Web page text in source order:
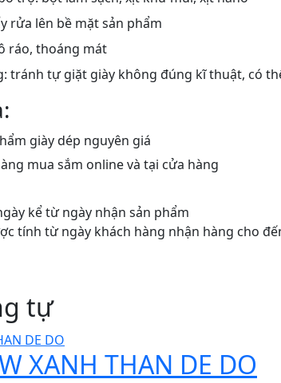
rửa lên bề mặt sản phẩm
ráo, thoáng mát
tránh tự giặt giày không đúng kĩ thuật, có
giày dép nguyên giá
mua sắm online và tại cửa hàng
kể từ ngày nhận sản phẩm
tính từ ngày khách hàng nhận hàng cho
tự
XANH THAN DE DO